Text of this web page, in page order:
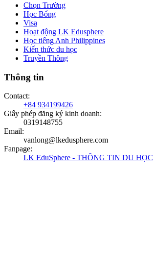
Chọn Trường
Học Bổng
Visa
Hoạt động LK Edusphere
Học tiếng Anh Philippines
Kiến thức du học
Truyền Thông
Thông tin
Contact:
+84 934199426
Giấy phép đăng ký kinh doanh:
0319148755
Email:
vanlong@lkedusphere.com
Fanpage:
LK EduSphere - THÔNG TIN DU HỌC